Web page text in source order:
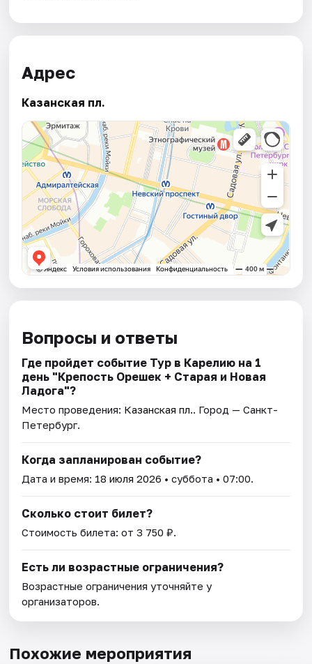
Адрес
Казанская пл.
Вопросы и ответы
Где пройдет событие Тур в Карелию на 1
день "Крепость Орешек + Старая и Новая
Ладога"?
Место проведения: Казанская пл.. Город — Санкт-
Петербург.
Когда запланирован событие?
Дата и время: 18 июля 2026 • суббота • 07:00.
Сколько стоит билет?
Стоимость билета: от 3 750 ₽.
Есть ли возрастные ограничения?
Возрастные ограничения уточняйте у
организаторов.
Похожие мероприятия